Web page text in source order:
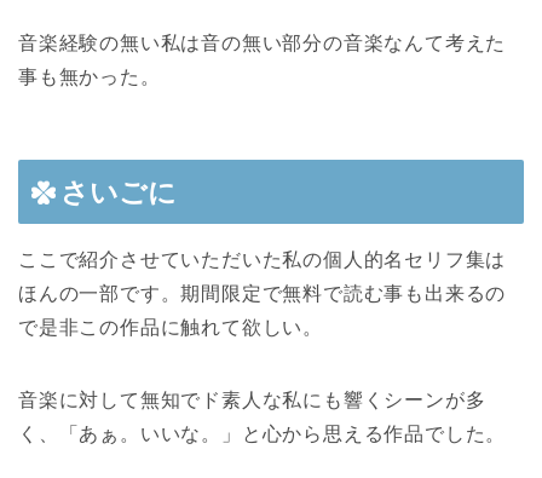
音楽経験の無い私は音の無い部分の音楽なんて考えた
事も無かった。
さいごに
ここで紹介させていただいた私の個人的名セリフ集は
ほんの一部です。期間限定で無料で読む事も出来るの
で是非この作品に触れて欲しい。
音楽に対して無知でド素人な私にも響くシーンが多
く、「あぁ。いいな。」と心から思える作品でした。